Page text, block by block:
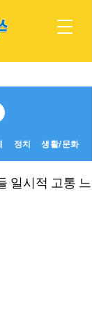
정치 생활/문화
일시적 고통 느